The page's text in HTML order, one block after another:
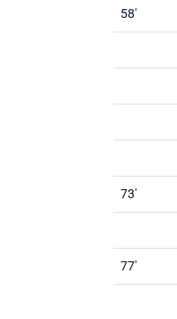
58'
73'
77'